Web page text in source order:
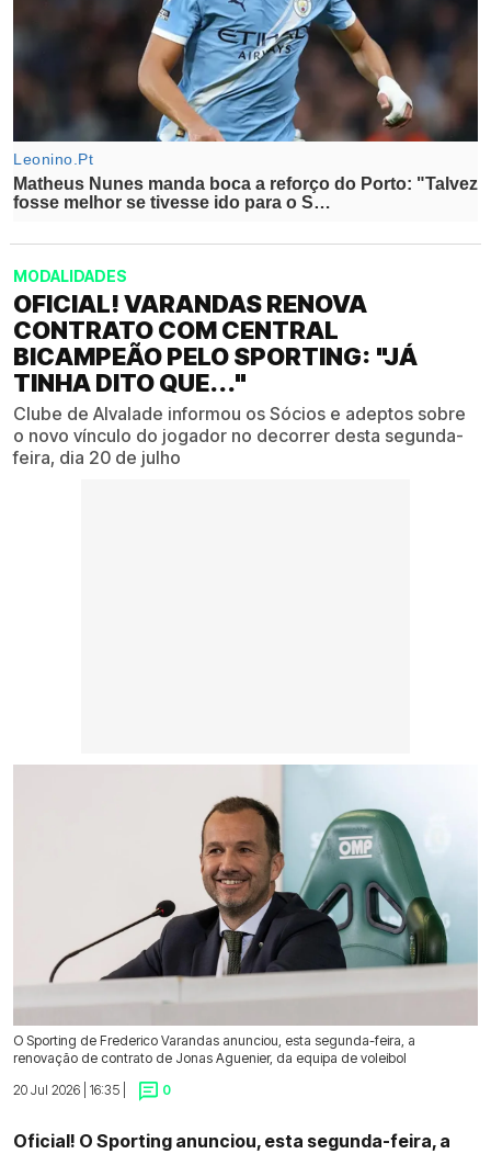
MODALIDADES
OFICIAL! VARANDAS RENOVA
CONTRATO COM CENTRAL
BICAMPEÃO PELO SPORTING: "JÁ
TINHA DITO QUE..."
Clube de Alvalade informou os Sócios e adeptos sobre
o novo vínculo do jogador no decorrer desta segunda-
feira, dia 20 de julho
O Sporting de Frederico Varandas anunciou, esta segunda-feira, a
renovação de contrato de Jonas Aguenier, da equipa de voleibol
20 Jul 2026 | 16:35 |
0
Oficial! O Sporting anunciou, esta segunda-feira, a